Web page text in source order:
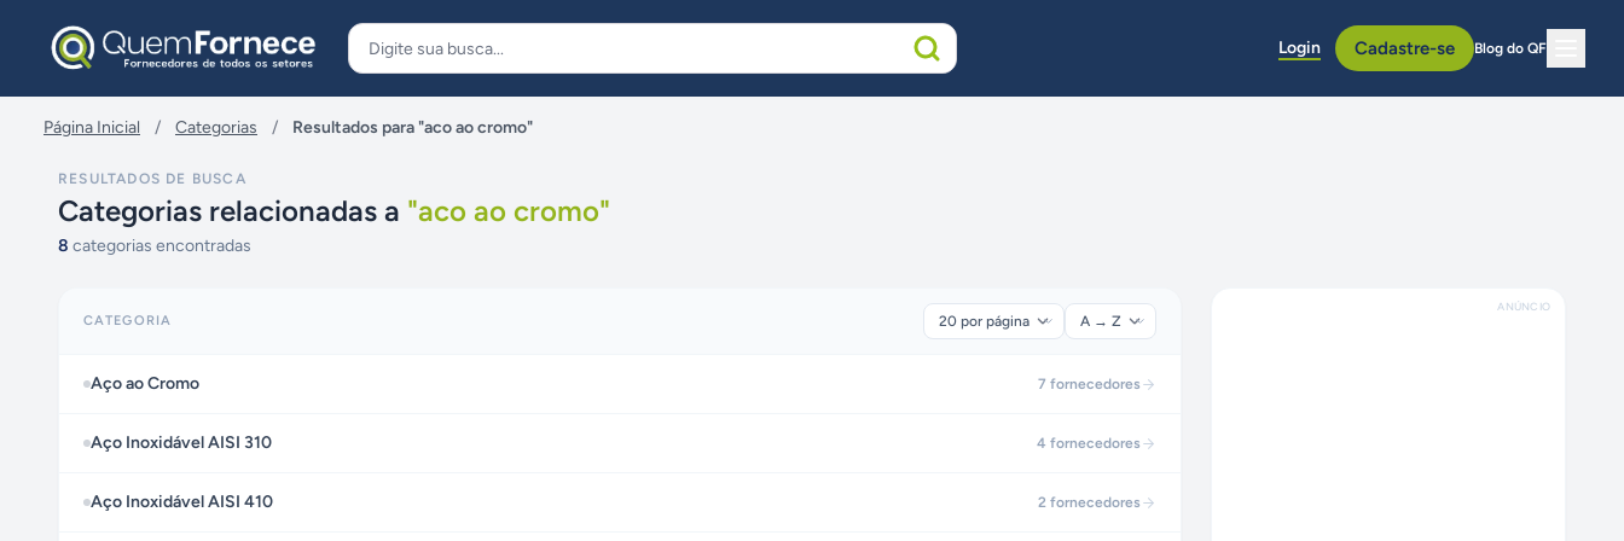
Login Cadastre-se Blog do QF
Página Inicial / Categorias / Resultados para "aco ao cromo"
RESULTADOS DE BUSCA
Categorias relacionadas a "aco ao cromo"
8 categorias encontradas
CATEGORIA
Aço ao Cromo 7 fornecedores
Aço Inoxidável AISI 310 4 fornecedores
Aço Inoxidável AISI 410 2 fornecedores
ANÚNCIO